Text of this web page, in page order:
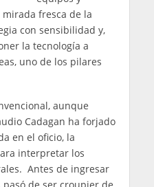
fresca de la
con sensibilidad y,
la tecnología a
uno de los pilares
aunque
Cadagan ha forjado
en el oficio, la
interpretar los
Antes de ingresar